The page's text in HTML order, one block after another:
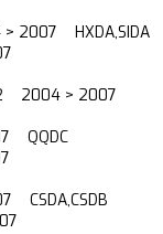
2007 HXDA,SIDA
2004 > 2007
QQDC
CSDA,CSDB